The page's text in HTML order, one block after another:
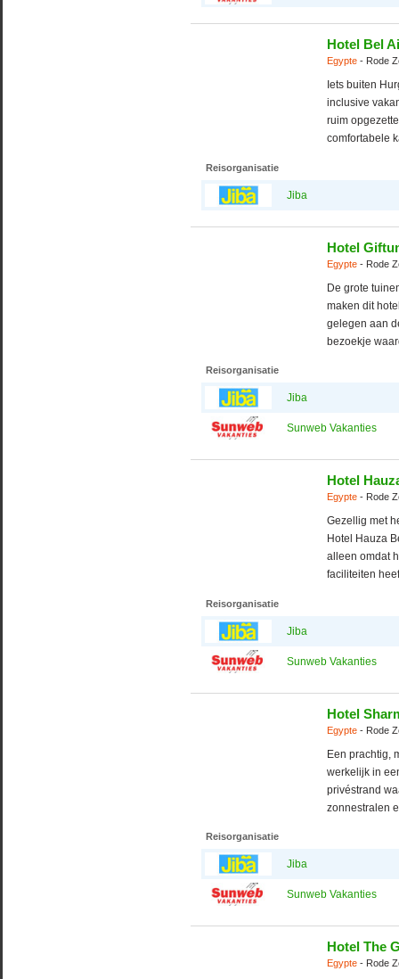
Hotel Bel
Egypte - Rode
Iets buiten
inclusive
ruim
comfortabele
Reisorganisatie
Jiba
Hotel
Egypte - Rode
De grote
maken dit
gelegen aan
bezoekje
Reisorganisatie
Jiba
Sunweb Vakanties
Hotel
Egypte - Rode
Gezellig met
Hotel Hauza
alleen omdat
faciliteiten
Reisorganisatie
Jiba
Sunweb Vakanties
Hotel
Egypte - Rode
Een prachtig,
werkelijk in
privéstrand
zonnestralen
Reisorganisatie
Jiba
Sunweb Vakanties
Hotel The
Egypte - Rode